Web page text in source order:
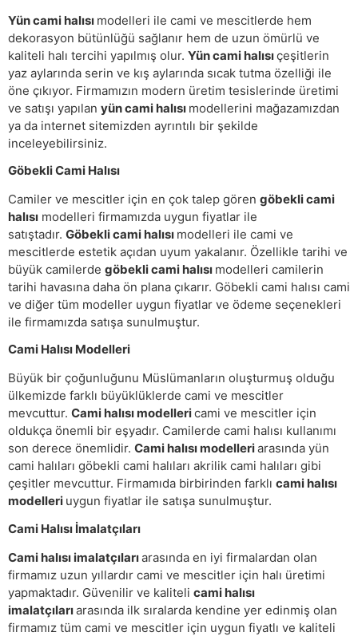
Yün cami halısı modelleri ile cami ve mescitlerde hem
dekorasyon bütünlüğü sağlanır hem de uzun ömürlü ve
kaliteli halı tercihi yapılmış olur. Yün cami halısıçeşitlerin
yaz aylarında serin ve kış aylarında sıcak tutma özelliği ile
öne çıkıyor. Firmamızın modern üretim tesislerinde üretimi
ve satışı yapılan yün cami halısı modellerini mağazamızdan
ya da internet sitemizden ayrıntılı bir şekilde
inceleyebilirsiniz.
Göbekli Cami Halısı
Camiler ve mescitler için en çok talep gören göbekli cami
halısı modelleri firmamızda uygun fiyatlar ile
satıştadır. Göbekli cami halısı modelleri ile cami ve
mescitlerde estetik açıdan uyum yakalanır. Özellikle tarihi ve
büyük camilerde göbekli cami halısı modelleri camilerin
tarihi havasına daha ön plana çıkarır. Göbekli cami halısı cami
ve diğer tüm modeller uygun fiyatlar ve ödeme seçenekleri
ile firmamızda satışa sunulmuştur.
Cami Halısı Modelleri
Büyük bir çoğunluğunu Müslümanların oluşturmuş olduğu
ülkemizde farklı büyüklüklerde cami ve mescitler
mevcuttur. Cami halısı modellericami ve mescitler için
oldukça önemli bir eşyadır. Camilerde cami halısı kullanımı
son derece önemlidir. Cami halısı modelleriarasında yün
cami halıları göbekli cami halıları akrilik cami halıları gibi
çeşitler mevcuttur. Firmamıda birbirinden farklı cami halısı
modelleri uygun fiyatlar ile satışa sunulmuştur.
Cami Halısı İmalatçıları
Cami halısı imalatçılarıarasında en iyi firmalardan olan
firmamız uzun yıllardır cami ve mescitler için halı üretimi
yapmaktadır. Güvenilir ve kaliteli cami halısı
imalatçılarıarasında ilk sıralarda kendine yer edinmiş olan
firmamız tüm cami ve mescitler için uygun fiyatlı ve kaliteli